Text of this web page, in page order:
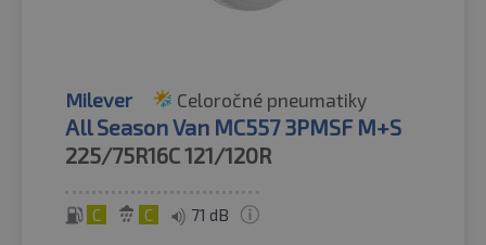
Milever Celoročné pneumatiky
All Season Van MC557 3PMSF M+S
225/75R16C121/120R
C C 71 dB